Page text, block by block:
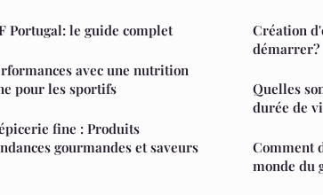
Portugal: le guide complet
avec une nutrition
pour les sportifs
fine : Produits
gourmandes et saveurs
Création
démarrer?
Quelles
durée de
Comment
monde du